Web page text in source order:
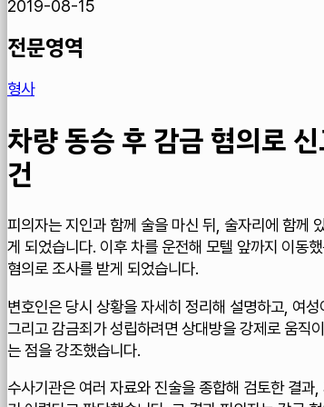
2019-08-15
전문영역
형사
차량 동승 후 감금 혐의로
건
피의자는 지인과 함께 술을 마신 뒤, 술자리에 함께
게 되었습니다. 이후 차를 운전해 모텔 앞까지 이동
혐의로 조사를 받게 되었습니다.
변호인은 당시 상황을 자세히 정리해 설명하고, 여
그리고 감금죄가 성립하려면 상대방을 강제로 움직
는 점을 강조했습니다.
수사기관은 여러 자료와 진술을 종합해 검토한 결